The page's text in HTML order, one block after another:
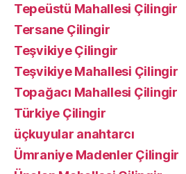
Tepeüstü Mahallesi Çilingir
Tersane Çilingir
Teşvikiye Çilingir
Teşvikiye Mahallesi Çilingir
Topağacı Mahallesi Çilingir
Türkiye Çilingir
üçkuyular anahtarcı
Ümraniye Madenler Çilingir